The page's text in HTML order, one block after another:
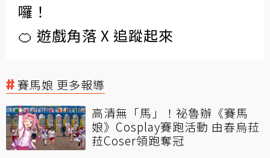
囉！
🍊 遊戲角落 X 追蹤起來
賽馬娘 更多報導
高清無「馬」！祕魯辦《賽馬
娘》Cosplay賽跑活動 由春烏菈
菈Coser領跑奪冠